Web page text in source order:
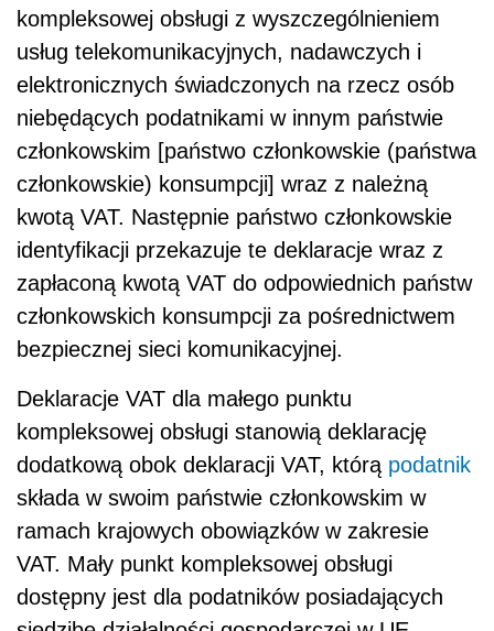
kompleksowej obsługi z wyszczególnieniem
usług telekomunikacyjnych, nadawczych i
elektronicznych świadczonych na rzecz osób
niebędących podatnikami w innym państwie
członkowskim [państwo członkowskie (państwa
członkowskie) konsumpcji] wraz z należną
kwotą VAT. Następnie państwo członkowskie
identyfikacji przekazuje te deklaracje wraz z
zapłaconą kwotą VAT do odpowiednich państw
członkowskich konsumpcji za pośrednictwem
bezpiecznej sieci komunikacyjnej.
Deklaracje VAT dla małego punktu
kompleksowej obsługi stanowią deklarację
dodatkową obok deklaracji VAT, którą podatnik
składa w swoim państwie członkowskim w
ramach krajowych obowiązków w zakresie
VAT. Mały punkt kompleksowej obsługi
dostępny jest dla podatników posiadających